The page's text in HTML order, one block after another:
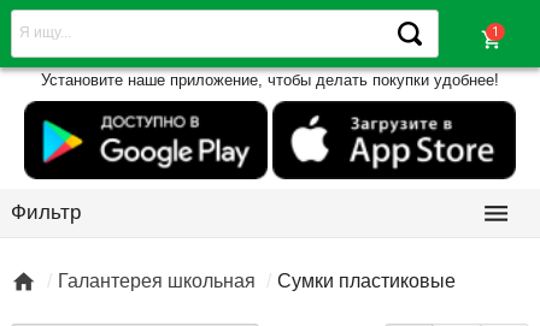
shopping_cart
Установите наше приложение, чтобы делать покупки удобнее!
Фильтр 
 Галантерея школьная Сумки пластиковые